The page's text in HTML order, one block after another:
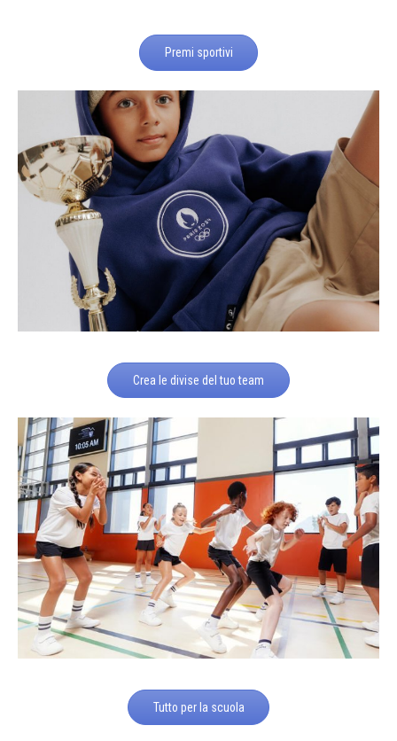
Premi sportivi
Crea le divise del tuo team
Tutto per la scuola